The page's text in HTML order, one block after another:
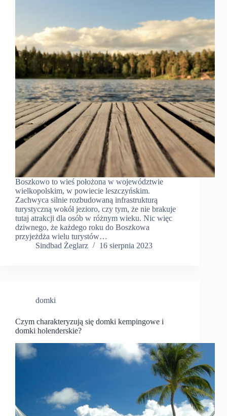
Boszkowo to wieś położona w województwie
wielkopolskim, w powiecie leszczyńskim.
Zachwyca silnie rozbudowaną infrastrukturą
turystyczną wokół jezioro, czy tym, że nie brakuje
tutaj atrakcji dla osób w różnym wieku. Nic więc
dziwnego, że każdego roku do Boszkowa
przyjeżdża wielu turystów…
Sindbad Żeglarz
16 sierpnia 2023
domki
Czym charakteryzują się domki kempingowe i
domki holenderskie?